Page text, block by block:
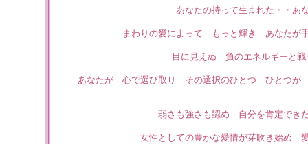
あなたの持って生まれた・・
まわりの愛によって もっと輝き あなたが
目に見えぬ 負のエネルギーと
あなたが 心で選び取り その選択のひとつ ひとつが
弱さも強さも認め 自分を肯定でき
女性としての豊かな愛情が芽吹き始め